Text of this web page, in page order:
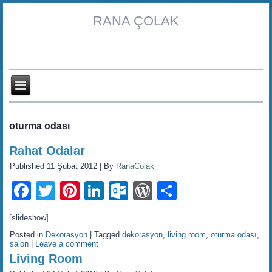
RANA ÇOLAK
oturma odası
Rahat Odalar
Published 11 Şubat 2012 By RanaColak
Facebook
TwitterPinterest
LinkedIn
Outlook.com
WordPress
[slideshow]
Posted in Dekorasyon |Tagged dekorasyon, living room,oturma odası,
salon
Leave a comment
Living Room